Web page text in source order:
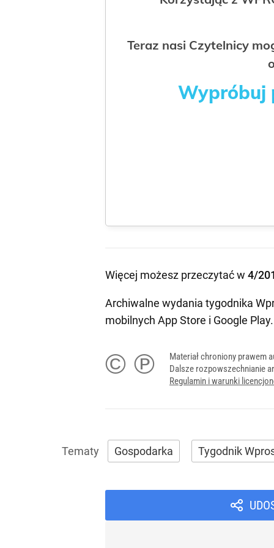
Teraz nasi Czytelnicy
Wypróbuj
Więcej możesz przeczytać w 4/
Archiwalne wydania tygodnika
mobilnych App Store i Google Play.
© ℗
Materiał chroniony prawem
Dalsze rozpowszechnianie
Regulamin i warunki
Gospodarka Tygodnik